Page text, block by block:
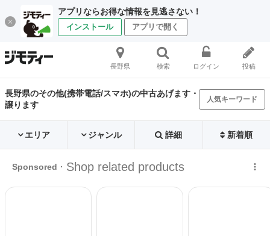
アプリならお得な情報を見逃さない！
インストール アプリで開く
長野県 検索 ログイン 投稿
長野県のその他(携帯電話/スマホ)の中古あげます・
譲ります
人気キーワード
エリア ジャンル 詳細 新着順